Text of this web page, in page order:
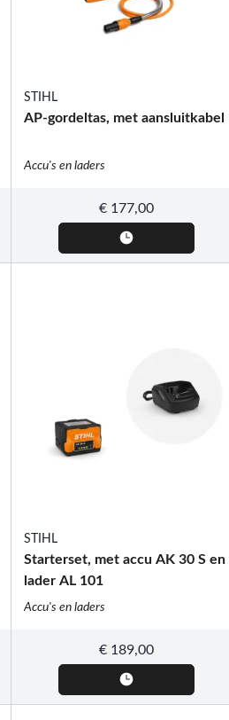
STIHL
AP-gordeltas, met aansluitkabel
Accu's en laders
€177,00
STIHL
Starterset, met accu AK 30 S en
lader AL 101
Accu's en laders
€189,00